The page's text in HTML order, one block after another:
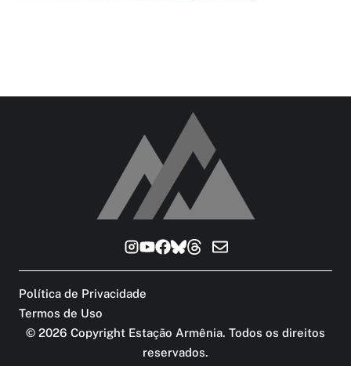
© 2026 Copyright Estação Armênia. Todos os direitos
reservados.
Política de Privacidade
Termos de Uso